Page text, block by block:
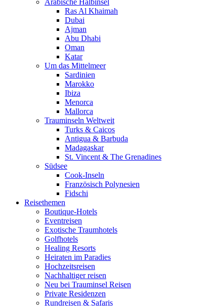
Arabische Halbinsel
Ras Al Khaimah
Dubai
Ajman
Abu Dhabi
Oman
Katar
Um das Mittelmeer
Sardinien
Marokko
Ibiza
Menorca
Mallorca
Trauminseln Weltweit
Turks & Caicos
Antigua & Barbuda
Madagaskar
St. Vincent & The Grenadines
Südsee
Cook-Inseln
Französisch Polynesien
Fidschi
Reisethemen
Boutique-Hotels
Eventreisen
Exotische Traumhotels
Golfhotels
Healing Resorts
Heiraten im Paradies
Hochzeitsreisen
Nachhaltiger reisen
Neu bei Trauminsel Reisen
Private Residenzen
Rundreisen & Safaris